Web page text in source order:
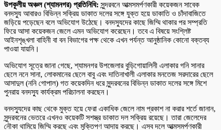
উপকূলীয় অঞ্চল (শ্যামনগর) প্রতিনিধি: সুন্দরবনে আত্মসমর্পণকারী কয়েকজন সাবেক
বনদস্যু আবারও বিভিন্ন সক্রিয় ডাকাত দলের সঙ্গে যুক্ত হয়ে ডাকাতি ও চাঁদাবাজিতে
জড়িয়ে পড়েছেন বলে অভিযোগ উঠেছে। বনদস্যুদের কাছে জিম্মি থাকার পর সম্প্রতি
ফিরে আসা কয়েকজন জেলে এমন অভিযোগ করেছেন। তবে এ বিষয়ে সংশ্লিষ্ট
আইনশৃঙ্খলা বাহিনী বা বন বিভাগের পক্ষ থেকে এখন পর্যন্ত আনুষ্ঠানিক কোনো বক্তব্য
পাওয়া যায়নি।
অভিযোগ সূত্রে জানা গেছে, শ্যামনগর উপজেলার বুড়িগোয়ালিনী এলাকার গনি সানার
ছেলে ননে সানা, লোকমানের ছেলে বাবু এবং দাতিনাখালী এলাকার মনতেজ সরদারের ছেলে
আসাদুল (ননি গোপাল) গত কয়েকদিন ধরে সুন্দরবনের বিভিন্ন ডাকাত দলের সঙ্গে মিশে
পুনরায় বনদস্যু কার্যক্রম পরিচালনা করছেন।
বনদস্যুদের কাছ থেকে মুক্ত হয়ে ফেরা একাধিক জেলে নাম প্রকাশ না করার শর্তে জানান,
সুন্দরবনের ভেতরে এখনও কয়েকটি সশস্ত্র ডাকাত দল সক্রিয় রয়েছে। তারা জেলেদের
নৌকা থামিয়ে জিম্মি করছে এবং মুক্তিপণ আদায় করছে। এসব দলে আত্মসমর্পণকারী